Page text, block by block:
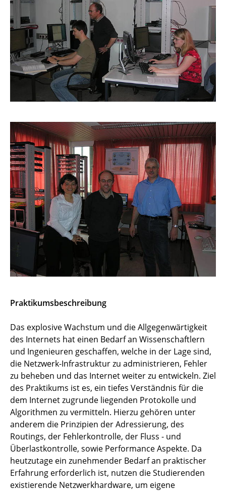
Praktikumsbeschreibung
Das explosive Wachstum und die Allgegenwärtigkeit
des Internets hat einen Bedarf an Wissenschaftlern
und Ingenieuren geschaffen, welche in der Lage sind,
die Netzwerk-Infrastruktur zu administrieren, Fehler
zu beheben und das Internet weiter zu entwickeln. Ziel
des Praktikums ist es, ein tiefes Verständnis für die
dem Internet zugrunde liegenden Protokolle und
Algorithmen zu vermitteln. Hierzu gehören unter
anderem die Prinzipien der Adressierung, des
Routings, der Fehlerkontrolle, der Fluss - und
Überlastkontrolle, sowie Performance Aspekte. Da
heutzutage ein zunehmender Bedarf an praktischer
Erfahrung erforderlich ist, nutzen die Studierenden
existierende Netzwerkhardware, um eigene